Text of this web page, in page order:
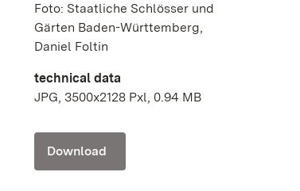
Foto: Staatliche Schlösser und
Gärten Baden-Württemberg,
Daniel Foltin
technical data
JPG, 3500x2128 Pxl, 0.94 MB
Download